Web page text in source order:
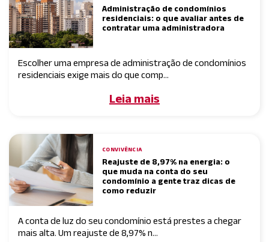
Administração de condomínios
residenciais: o que avaliar antes de
contratar uma administradora
Escolher uma empresa de administração de condomínios
residenciais exige mais do que comp...
Leia mais
CONVIVÊNCIA
Reajuste de 8,97% na energia: o
que muda na conta do seu
condomínio a gente traz dicas de
como reduzir
A conta de luz do seu condomínio está prestes a chegar
mais alta. Um reajuste de 8,97% n...